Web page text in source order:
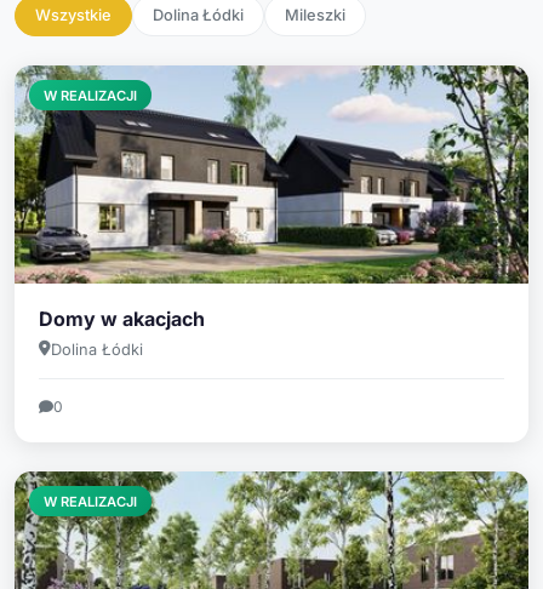
Wszystkie Dolina Łódki Mileszki
W REALIZACJI
Domy w akacjach
Dolina Łódki
0
W REALIZACJI